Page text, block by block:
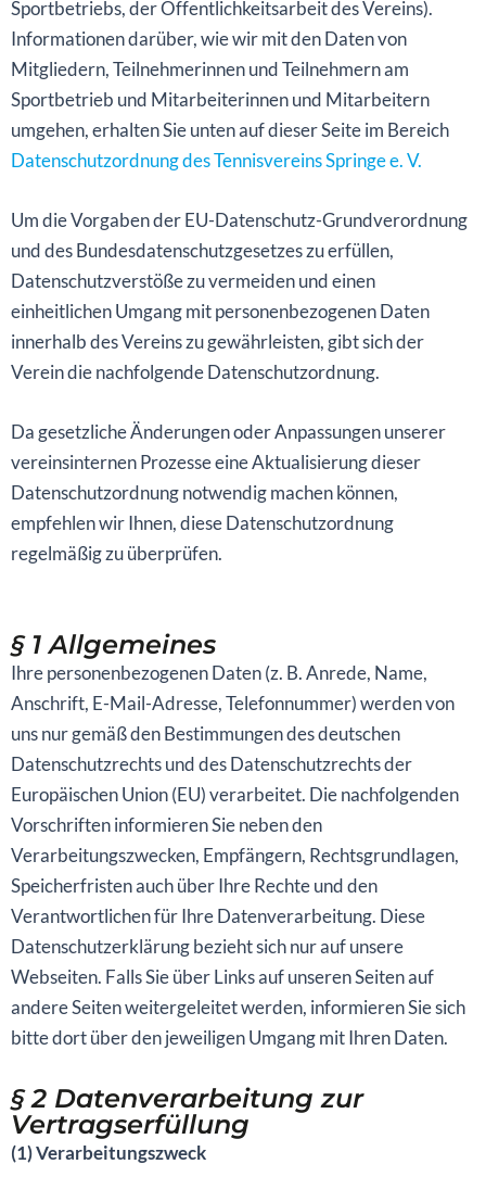
Sportbetriebs, der Öffentlichkeitsarbeit des Vereins).
Informationen darüber, wie wir mit den Daten von
Mitgliedern, Teilnehmerinnen und Teilnehmern am
Sportbetrieb und Mitarbeiterinnen und Mitarbeitern
umgehen, erhalten Sie unten auf dieser Seite im Bereich
Datenschutzordnung des Tennisvereins Springe e. V.
Um die Vorgaben der EU-Datenschutz-Grundverordnung
und des Bundesdatenschutzgesetzes zu erfüllen,
Datenschutzverstöße zu vermeiden und einen
einheitlichen Umgang mit personenbezogenen Daten
innerhalb des Vereins zu gewährleisten, gibt sich der
Verein die nachfolgende Datenschutzordnung.
Da gesetzliche Änderungen oder Anpassungen unserer
vereinsinternen Prozesse eine Aktualisierung dieser
Datenschutzordnung notwendig machen können,
empfehlen wir Ihnen, diese Datenschutzordnung
regelmäßig zu überprüfen.
§ 1 Allgemeines
Ihre personenbezogenen Daten (z. B. Anrede, Name,
Anschrift, E-Mail-Adresse, Telefonnummer) werden von
uns nur gemäß den Bestimmungen des deutschen
Datenschutzrechts und des Datenschutzrechts der
Europäischen Union (EU) verarbeitet. Die nachfolgenden
Vorschriften informieren Sie neben den
Verarbeitungszwecken, Empfängern, Rechtsgrundlagen,
Speicherfristen auch über Ihre Rechte und den
Verantwortlichen für Ihre Datenverarbeitung. Diese
Datenschutzerklärung bezieht sich nur auf unsere
Webseiten. Falls Sie über Links auf unseren Seiten auf
andere Seiten weitergeleitet werden, informieren Sie sich
bitte dort über den jeweiligen Umgang mit Ihren Daten.
§ 2 Datenverarbeitung zur
Vertragserfüllung
(1) Verarbeitungszweck